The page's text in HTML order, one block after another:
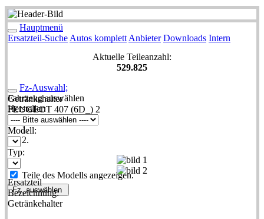
Hauptmenü
Ersatzteil-Suche Autos komplett Anbieter Downloads Intern
Aktuelle Teileanzahl:
529.825
Fz-Auswahl;
Fahrzeug auswählen
Hersteller:
Modell:
Typ:
Teile des Modells angezeigen.
Fz. auswählen
Getränkehalter
PEUGEOT 407 (6D_) 2
Ersatzteil
Bezeichnung:
Getränkehalter